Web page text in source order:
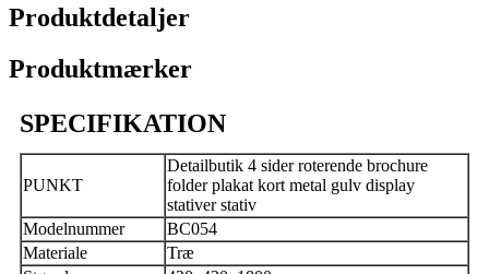
Produktdetaljer
Produktmærker
SPECIFIKATION
PUNKT
Detailbutik 4 sider roterende brochure
folder plakat kort metal gulv display
stativer stativ
Modelnummer
BC054
Materiale
Træ